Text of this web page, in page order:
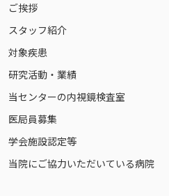
ご挨拶
スタッフ紹介
対象疾患
研究活動・業績
当センターの内視鏡検査室
医局員募集
学会施設認定等
当院にご協力いただいている病院